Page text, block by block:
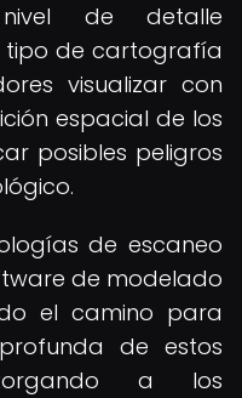
de detalle
tipo de cartografía
visualizar con
espacial de los
posibles peligros
de escaneo
de modelado
el camino para
de estos
a los